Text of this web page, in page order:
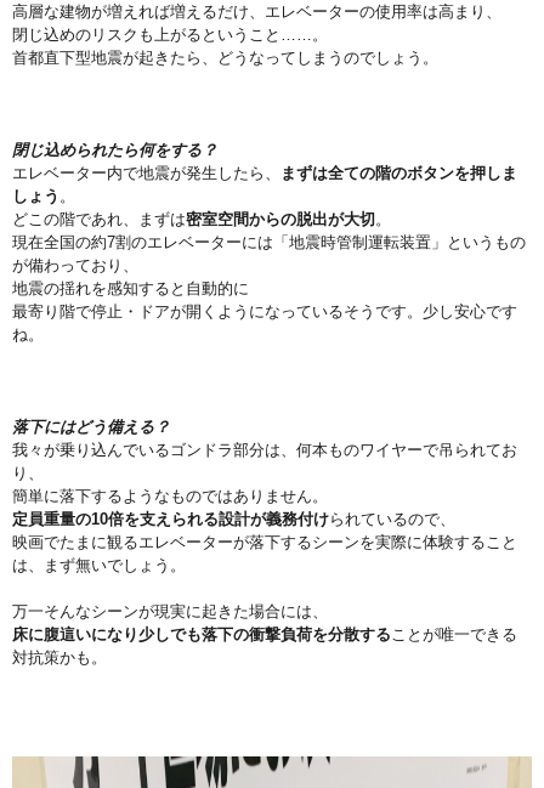
高層な建物が増えれば増えるだけ、 エレベーターの使用率は高まり、
閉じ込めのリスクも上がるということ……。
首都直下型地震が起きたら、どうなってしまうのでしょう。
閉じ込められたら何をする？
エレベーター内で地震が発生したら、
まずは全ての階のボタンを押しま
しょう 。
どこの階であれ、
まずは密室空間からの脱出が大切。
現在全国の約7割のエレベータ ーには「地震時管制運転装置」というもの
が備わっており、
地震の揺れを感知すると自動的に
最寄り階で停止・ ドアが開くようになっているそうです。少し安心です
ね。
落下にはどう備える？
我々が乗り込んでいるゴンドラ部分は、 何本ものワイヤーで吊られてお
り、
簡単に落下するようなものではありません。
定員重量の10倍を支えられる設計が義務付けられているので、
映画でたまに観るエレベーターが落下するシーンを実際に体験する こと
は、まず無いでしょう。
万一そんなシーンが現実に起きた場合には、
床に腹這いになり少しでも落下の衝撃負荷を分散する ことが唯一できる
対抗策かも。